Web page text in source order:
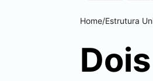
Home/Estrutura